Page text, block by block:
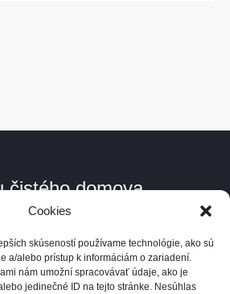
Cookies
skúseností používame technológie, ako sú
a/alebo prístup k informáciám o zariadení.
nám umožní spracovávať údaje, ako je
jedinečné ID na tejto stránke. Nesúhlas
čistého domova.
kraji a po dohode kdekoľvek v Európe.